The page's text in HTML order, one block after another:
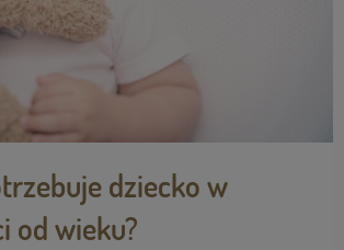
dziecko w
od wieku?